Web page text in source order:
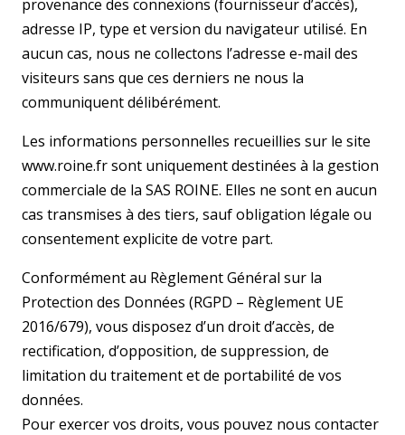
provenance des connexions (fournisseur d’accès),
adresse IP, type et version du navigateur utilisé. En
aucun cas, nous ne collectons l’adresse e-mail des
visiteurs sans que ces derniers ne nous la
communiquent délibérément.
Les informations personnelles recueillies sur le site
www.roine.fr sont uniquement destinées à la gestion
commerciale de la SAS ROINE. Elles ne sont en aucun
cas transmises à des tiers, sauf obligation légale ou
consentement explicite de votre part.
Conformément au Règlement Général sur la
Protection des Données (RGPD – Règlement UE
2016/679), vous disposez d’un droit d’accès, de
rectification, d’opposition, de suppression, de
limitation du traitement et de portabilité de vos
données.
Pour exercer vos droits, vous pouvez nous contacter